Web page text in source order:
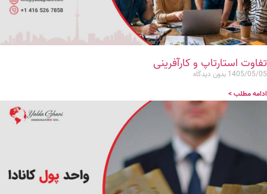
تفاوت استارتاپ و کارآفرینی
1405/05/05 بدون دیدگاه
ادامه مطلب >